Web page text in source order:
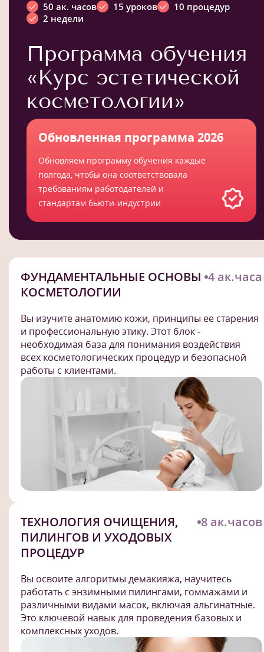
50 ак. часов 15 уроков
10 процедур
2 недели
Программа обучения
«Курс эстетической
косметологии»
Обновленная программа 2026
Обновляем программу обучения каждые
полгода, чтобы она соответствовала
требованиям работодателей и
стандартам бьюти-индустрии
ФУНДАМЕНТАЛЬНЫЕ ОСНОВЫ
КОСМЕТОЛОГИИ
4 ак.часа
Вы изучите анатомию кожи, принципы ее старения
и профессиональную этику. Этот блок -
необходимая база для понимания воздействия
всех косметологических процедур и безопасной
работы с клиентами.
ТЕХНОЛОГИЯ ОЧИЩЕНИЯ,
ПИЛИНГОВ И УХОДОВЫХ
ПРОЦЕДУР
8 ак.часов
Вы освоите алгоритмы демакияжа, научитесь
работать с энзимными пилингами, гоммажами и
различными видами масок, включая альгинатные.
Это ключевой навык для проведения базовых и
комплексных уходов.